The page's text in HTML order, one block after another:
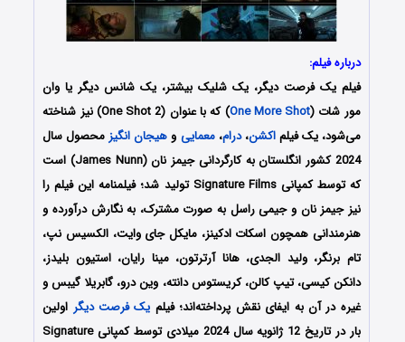
درباره فیلم:
فیلم یک فرصت دیگر، یک شلیک بیشتر، یک شانس دیگر یا وان
مور شات (One More Shot
) که با عنوان (One Shot 2) نیز شناخته
می‌شود، یک فیلماکشن،درام،معمایی و هیجان انگیز محصول سال
2024 کشور انگلستان به کارگردانی جیمز نان (James Nunn) است
که توسط کمپانی‌ Signature Films تولید شد؛ فیلمنامه این فیلم را
نیز جیمز نان و جیمی راسل به صورت مشترک، به نگارش درآورده و
هنرمندانی همچون اسکات ادکینز، مایکل جای وایت، الکسیس نپ،
تام برنگر، ولید الجدی، هانا آرترتون، مینا رایان، استیون بلیدز،
دانکن کیسی، تیپ کالن، کریستوس دانته، وین درو، گابریلا گیبس و
غیره در آن به ایفای نقش پرداخته‌اند؛ فیلم یک فرصت دیگر اولین
بار در تاریخ 12 ژانویه سال 2024 میلادی توسط کمپانی Signature